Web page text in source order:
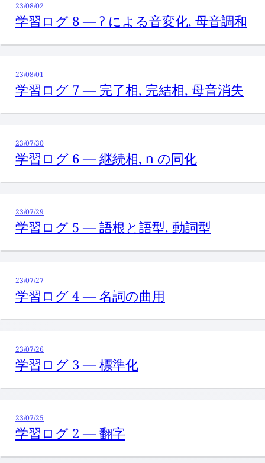
23/08/02
学習ログ 8 — ʔ による音変化, 母音調和
23/08/01
学習ログ 7 — 完了相, 完結相, 母音消失
23/07/30
学習ログ 6 — 継続相, n の同化
23/07/29
学習ログ 5 — 語根と語型, 動詞型
23/07/27
学習ログ 4 — 名詞の曲用
23/07/26
学習ログ 3 — 標準化
23/07/25
学習ログ 2 — 翻字